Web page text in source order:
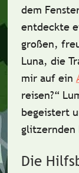
dem
entdeckte
großen,
Luna, die
mir auf ein
reisen?“
begeistert
glitzernden
Die